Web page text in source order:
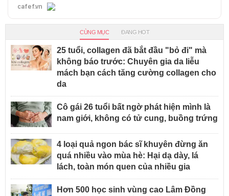
cafef.vn
CÙNG MỤC ĐANG HOT
25 tuổi, collagen đã bắt đầu "bỏ đi" mà
không báo trước: Chuyên gia da liễu
mách bạn cách tăng cường collagen cho
da
Cô gái 26 tuổi bất ngờ phát hiện mình là
nam giới, không có tử cung, buồng trứng
4 loại quả ngon bác sĩ khuyên đừng ăn
quá nhiều vào mùa hè: Hại dạ dày, lá
lách, toàn món quen của nhiều gia
Hơn 500 học sinh vùng cao Lâm Đồng